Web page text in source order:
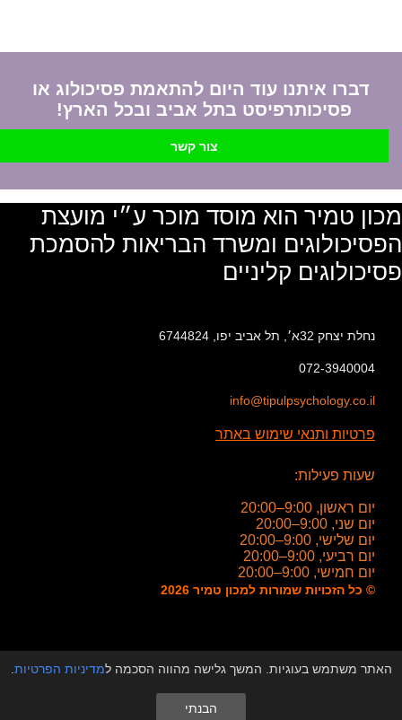
דברו איתנו עוד היום להתאמת פסיכולוג או
פסיכותרפיסט בתל אביב ובכל הארץ!
צור קשר
מכון טמיר הוא מוסד מוכר ע״י מועצת
הפסיכולוגים ומשרד הבריאות להסמכת
פסיכולוגים קליניים
נחלת יצחק 32א׳, תל אביב יפו, 6744824
072-3940004
info@tipulpsychology.co.il
פרטיות ותנאי שימוש באתר
שעות פעילות:
יום ראשון, 9:00–20:00
יום שני, 9:00–20:00
יום שלישי, 9:00–20:00
יום רביעי, 9:00–20:00
יום חמישי, 9:00–20:00
© כל הזכויות שמורות למכון טמיר 2026
האתר משתמש בעוגיות. המשך גלישה מהווה הסכמה למדיניות הפרטיות
הבנתי